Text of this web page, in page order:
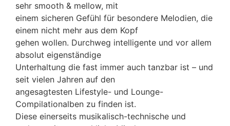
sehr smooth & mellow, mit
einem sicheren Gefühl für besondere Melodien, die
einem nicht mehr aus dem Kopf
gehen wollen. Durchweg intelligente und vor allem
absolut eigenständige
Unterhaltung die fast immer auch tanzbar ist – und
seit vielen Jahren auf den
angesagtesten Lifestyle- und Lounge-
Compilationalben zu finden ist.
Diese einerseits musikalisch-technische und